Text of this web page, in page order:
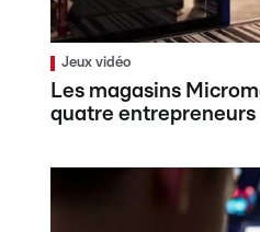
Jeux vidéo
Les magasins
quatre entrepreneurs